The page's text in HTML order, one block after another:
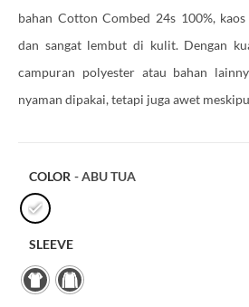
bahan Cotton Combed 24s 100%,
dan sangat lembut di kulit. Dengan
campuran polyester atau bahan
nyaman dipakai, tetapi juga awet
COLOR - ABU TUA
SLEEVE